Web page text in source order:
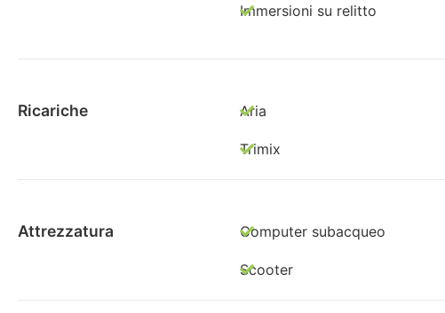
Immersioni su relitto
Ricariche Aria
Trimix
Attrezzatura Computer subacqueo
Scooter